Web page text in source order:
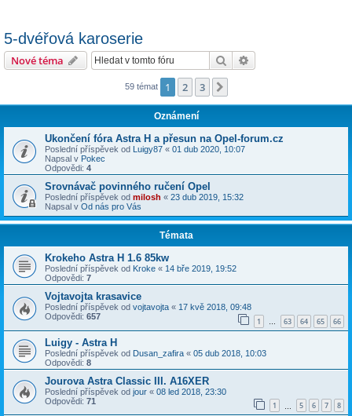
5-dvéřová karoserie
Nové téma Hledat
59 témat 1 2 3
Oznámení
Ukončení fóra Astra H a přesun na Opel-forum.cz
Poslední příspěvek od Luigy87 « 01 dub 2020, 10:07
Napsal v Pokec
Odpovědi: 4
Srovnávač povinného ručení Opel
Poslední příspěvek od milosh « 23 dub 2019, 15:32
Napsal v Od nás pro Vás
Témata
Krokeho Astra H 1.6 85kw
Poslední příspěvek od Kroke « 14 bře 2019, 19:52
Odpovědi: 7
Vojtavojta krasavice
Poslední příspěvek od vojtavojta « 17 kvě 2018, 09:48
Odpovědi: 657 1 … 63 64 65 66
Luigy - Astra H
Poslední příspěvek od Dusan_zafira « 05 dub 2018, 10:03
Odpovědi: 8
Jourova Astra Classic III. A16XER
Poslední příspěvek od jour « 08 led 2018, 23:30
Odpovědi: 71 1 5 6 7 8